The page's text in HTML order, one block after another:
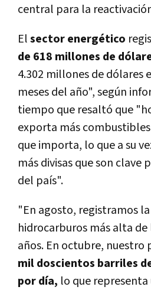
central para la
Elsector energético
de 618 millones de
4.302 millones de dólares
meses del año", según
tiempo que resaltó que
exporta más
que importa, lo que a su
más divisas que son clave
del país".
"En agosto, registramos
hidrocarburos más alta
años. En octubre, nuestro
mil doscientos barriles
por día, lo que representa